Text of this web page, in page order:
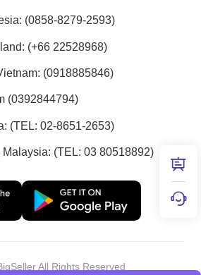
(0858-8279-2593)
(+66 22528968)
(0918885846)
(0392844794)
(TEL: 02-8651-2653)
Malaysia: (TEL: 03 80518892)
All Rights Reserved